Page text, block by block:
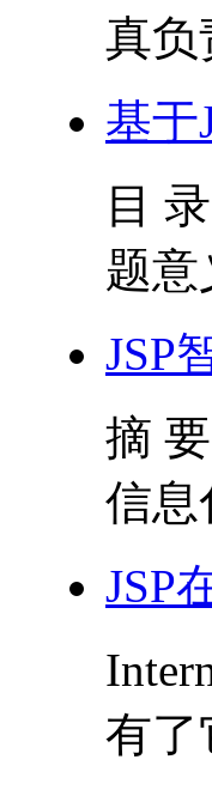
真负
基于
目
题意
JSP
摘
信息
JSP
有了